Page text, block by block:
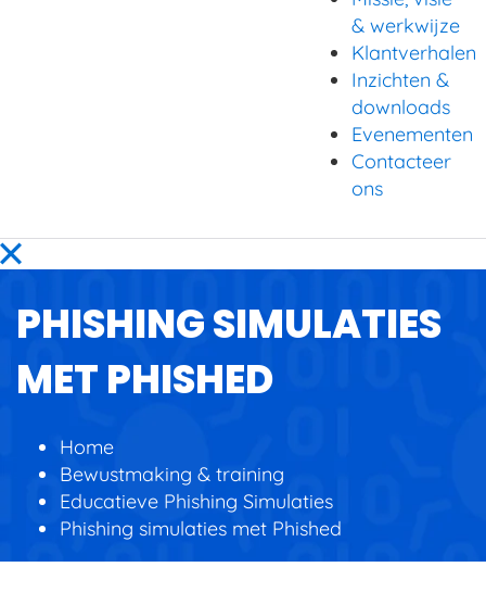
& werkwijze
Klantverhalen
Inzichten &
downloads
Evenementen
Contacteer
ons
PHISHING SIMULATIES
MET PHISHED
Home
Bewustmaking & training
Educatieve Phishing Simulaties
Phishing simulaties met Phished